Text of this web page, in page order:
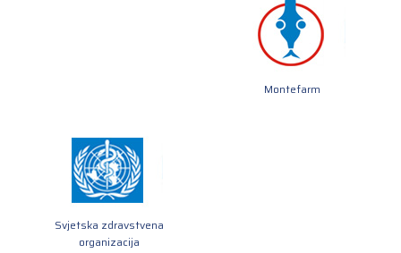
Montefarm
Svjetska zdravstvena
organizacija